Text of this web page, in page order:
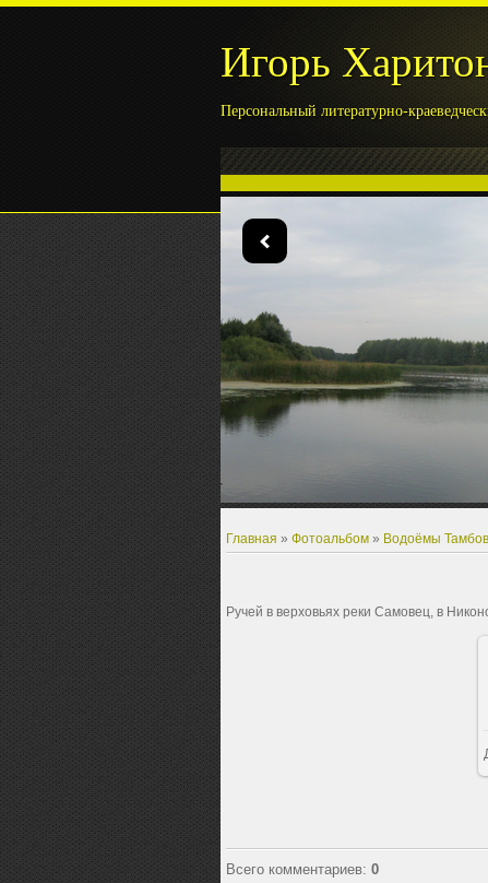
Игорь
Персональный литературно-
Главная » Фотоальбом» Водоёмы
Ручей в верховьях реки Самовец, в
Всего комментариев: 0